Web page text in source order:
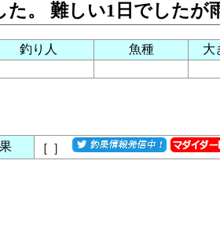
た。 難しい1日でした
釣り人 魚種 大
［ ］